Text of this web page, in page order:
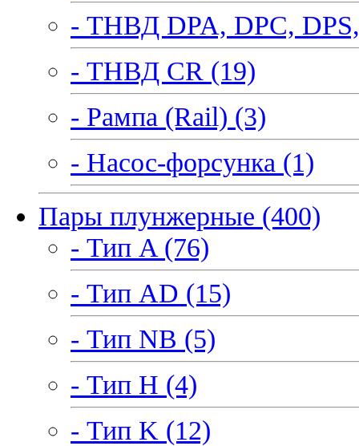
- ТНВД DPA, DPC,
- ТНВД CR (19)
- Рампа (Rail) (3)
- Насос-форсунка (1)
Пары плунжерные (400)
- Тип A (76)
- Тип AD (15)
- Тип NB (5)
- Тип H (4)
- Тип K (12)